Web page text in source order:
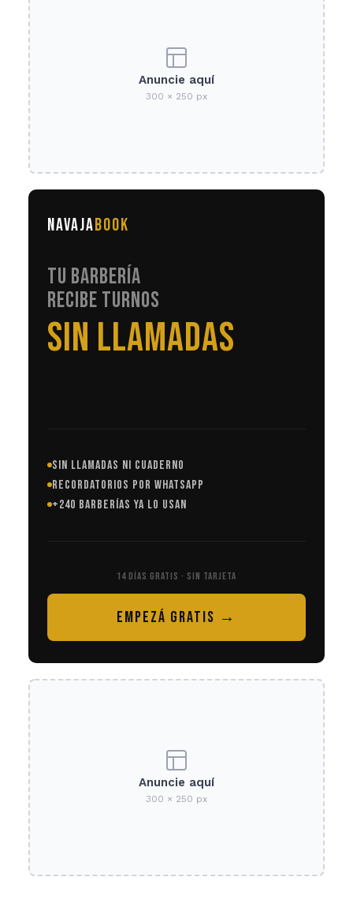
Anuncie aquí
300 × 250 px
NAVAJABOOK
TU BARBERÍA
RECIBE TURNOS
EN AUTOMÁTICO
SIN LLAMADAS NI CUADERNO
RECORDATORIOS POR WHATSAPP
+240 BARBERÍAS YA LO USAN
14 DÍAS GRATIS · SIN TARJETA
EMPEZÁ GRATIS →
Anuncie aquí
300 × 250 px